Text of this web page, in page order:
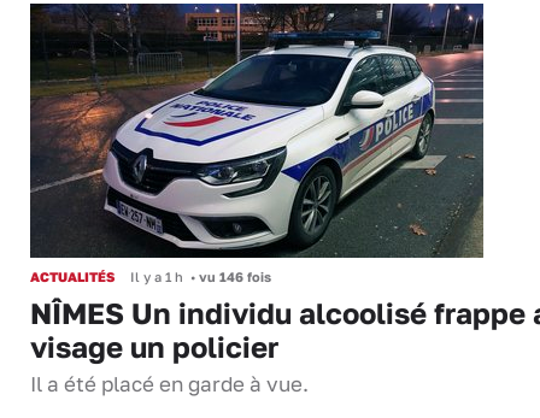
ACTUALITÉS Il y a 1 h • vu 146 fois
NÎMES Un individu alcoolisé frappe
visage un policier
Il a été placé en garde à vue.